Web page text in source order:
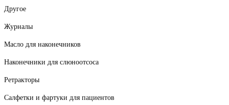
Другое
Журналы
Масло для наконечников
Наконечники для слюноотсоса
Ретракторы
Салфетки и фартуки для пациентов